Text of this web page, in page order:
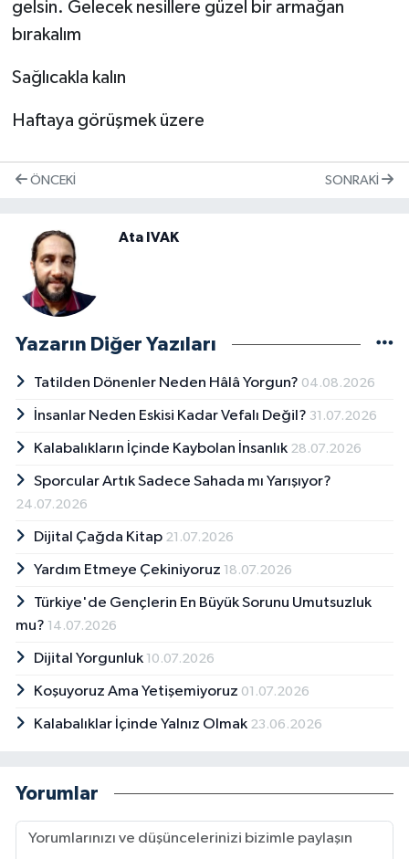
gelsin. Gelecek nesillere güzel bir armağan
bırakalım
Sağlıcakla kalın
Haftaya görüşmek üzere
ÖNCEKI SONRAKI
Ata IVAK
Yazarın Diğer Yazıları
Tatilden Dönenler Neden Hâlâ Yorgun? 04.08.2026
İnsanlar Neden Eskisi Kadar Vefalı Değil? 31.07.2026
Kalabalıkların İçinde Kaybolan İnsanlık 28.07.2026
Sporcular Artık Sadece Sahada mı Yarışıyor?
24.07.2026
Dijital Çağda Kitap 21.07.2026
Yardım Etmeye Çekiniyoruz 18.07.2026
Türkiye'de Gençlerin En Büyük Sorunu Umutsuzluk
mu? 14.07.2026
Dijital Yorgunluk 10.07.2026
Koşuyoruz Ama Yetişemiyoruz 01.07.2026
Kalabalıklar İçinde Yalnız Olmak 23.06.2026
Yorumlar